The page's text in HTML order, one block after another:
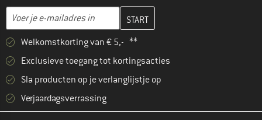
E-mailadres
Vul je e-mailadres hier in en maak in de volgende stap je
Welkomstkorting van € 5,- **
Exclusieve toegang tot kortingsacties
Sla producten op je verlanglijstje op
Verjaardagsverrassing